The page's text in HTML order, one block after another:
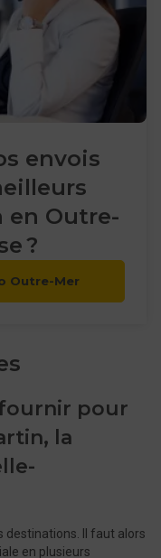
envois
en Outre-
?
Outre-Mer
pour
la
destinations. Il faut alors
en plusieurs